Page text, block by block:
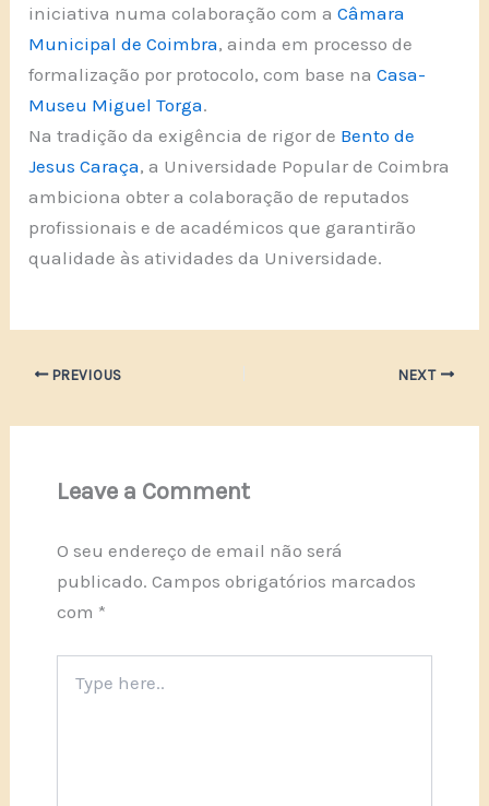
iniciativa numa colaboração com aCâmara
Municipal de Coimbra, ainda em processo de
formalização por protocolo, com base naCasa-
Museu Miguel Torga.
Na tradição da exigência de rigor de Bento de
Jesus Caraça, a Universidade Popular de Coimbra
ambiciona obter a colaboração de reputados
profissionais e de académicos que garantirão
qualidade às atividades da Universidade.
PREVIOUS NEXT
Leave a Comment
O seu endereço de email não será
publicado. Campos obrigatórios marcados
com *
here..